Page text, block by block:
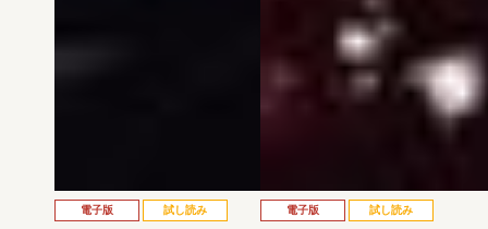
電子版 試し読み 電子版 試し読み